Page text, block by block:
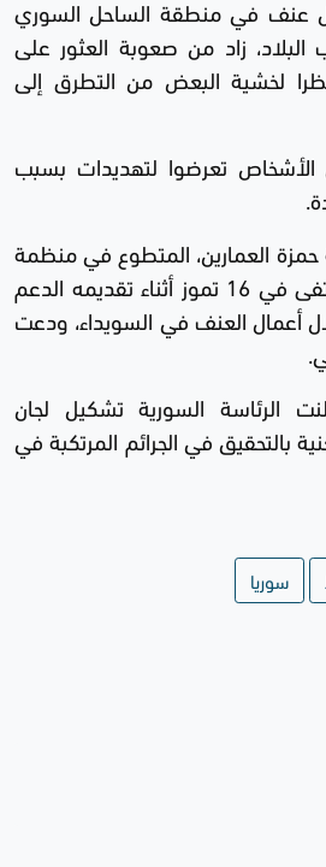
عنف في منطقة الساحل السوري
البلاد، زاد من صعوبة العثور على
لخشية البعض من التطرق إلى
تعرضوا لتهديدات بسبب
العمارين، المتطوع في منظمة
الخوذ البيضاء والذي اختفى في 16 تموز أثناء تقديمه الدعم
أعمال العنف في السويداء، ودعت
الرئاسة السورية تشكيل لجان
بالتحقيق في الجرائم المرتكبة في
سوريا